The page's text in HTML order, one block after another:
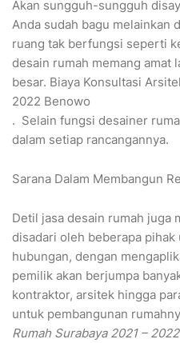
Akan sungguh-sungguh
Anda sudah bagu melainkan
ruang tak berfungsi seperti
desain rumah memang amat
besar. Biaya Konsultasi
2022 Benowo
. Selain fungsi desainer
dalam setiap rancangannya.
Sarana Dalam Membangun
Detil jasa desain rumah juga
disadari oleh beberapa pihak
hubungan, dengan
pemilik akan berjumpa
kontraktor, arsitek hingga
untuk pembangunan
Rumah Surabaya 2021 –